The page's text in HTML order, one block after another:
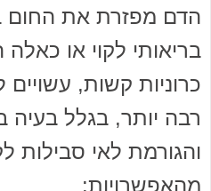
הדם מפזרת את החום
בריאותי לקוי או
כרוניות קשות,
רבה יותר, בגלל בעיה
והגורמת לאי סבילות
מהאפשרויות: